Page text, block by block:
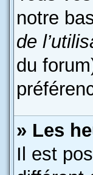
notre
de
du
» Les
Il est